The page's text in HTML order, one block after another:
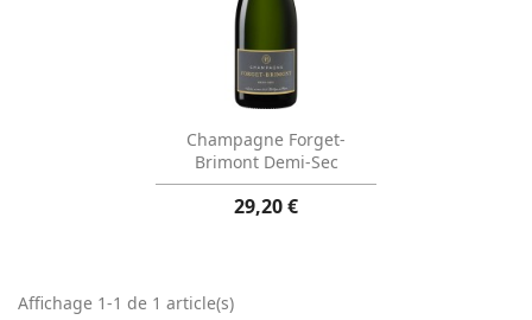
Aperçu rapide
Champagne Forget-
Brimont Demi-Sec
29,20 €
Affichage 1-1 de 1 article(s)